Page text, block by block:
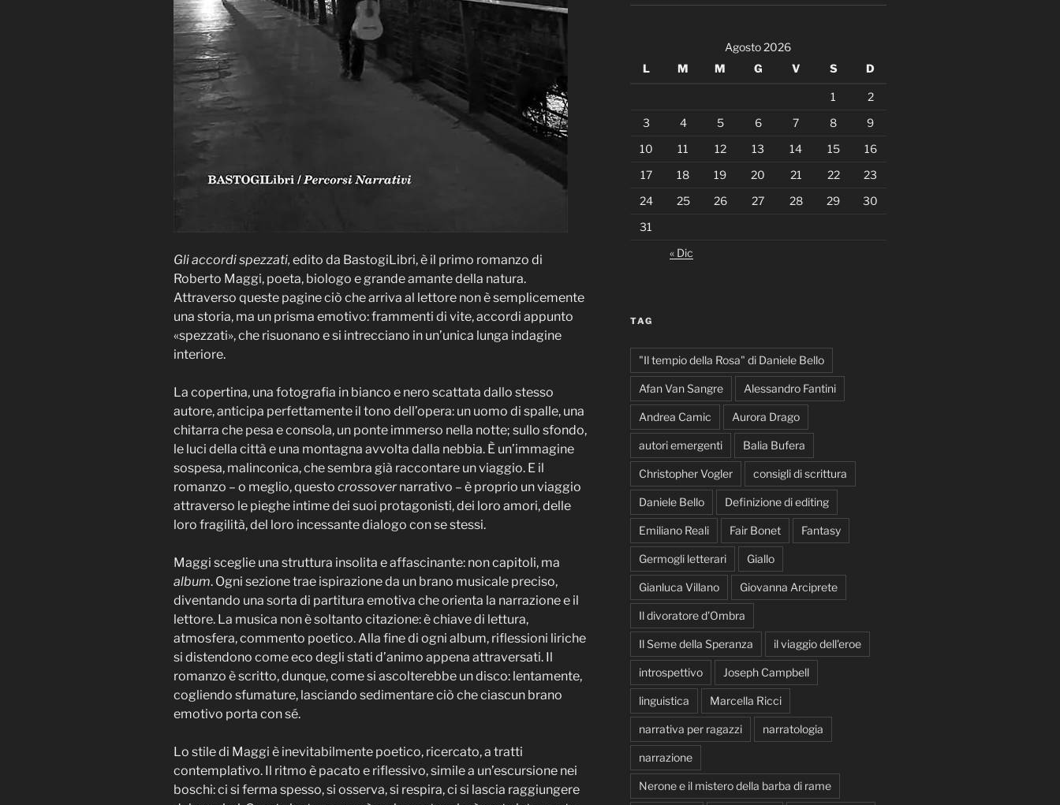
Gli accordi spezzati, edito da BastogiLibri, è il primo romanzo di
Roberto Maggi, poeta, biologo e grande amante della natura.
Attraverso queste pagine ciò che arriva al lettore non è semplicemente
una storia, ma un prisma emotivo: frammenti di vite, accordi appunto
«spezzati», che risuonano e si intrecciano in un’unica lunga indagine
interiore.
La copertina, una fotografia in bianco e nero scattata dallo stesso
autore, anticipa perfettamente il tono dell’opera: un uomo di spalle, una
chitarra che pesa e consola, un ponte immerso nella notte; sullo sfondo,
le luci della città e una montagna avvolta dalla nebbia. È un’immagine
sospesa, malinconica, che sembra già raccontare un viaggio. E il
romanzo – o meglio, questo crossovernarrativo – è proprio un viaggio
attraverso le pieghe intime dei suoi protagonisti, dei loro amori, delle
loro fragilità, del loro incessante dialogo con se stessi.
Maggi sceglie una struttura insolita e affascinante: non capitoli, ma
album. Ogni sezione trae ispirazione da un brano musicale preciso,
diventando una sorta di partitura emotiva che orienta la narrazione e il
lettore. La musica non è soltanto citazione: è chiave di lettura,
atmosfera, commento poetico. Alla fine di ogni album, riflessioni liriche
si distendono come eco degli stati d’animo appena attraversati. Il
romanzo è scritto, dunque, come si ascolterebbe un disco: lentamente,
cogliendo sfumature, lasciando sedimentare ciò che ciascun brano
emotivo porta con sé.
Lo stile di Maggi è inevitabilmente poetico, ricercato, a tratti
contemplativo. Il ritmo è pacato e riflessivo, simile a un’escursione nei
boschi: ci si ferma spesso, si osserva, si respira, ci si lascia raggiungere
Agosto 2026
L
M M G V S D
1
2
3
4 5 6 7 8
9
10
11 12 13 14 15
16
17
18 19 20 21 22
23
24
25 26 27 28 29
30
31
« Dic
TAG
"Il tempio della Rosa" di Daniele Bello
Afan Van Sangre Alessandro Fantini
Andrea Camic Aurora Drago
autori emergenti Balia Bufera
Christopher Vogler consigli di scrittura
Daniele Bello Definizione di editing
Emiliano Reali Fair Bonet Fantasy
Germogli letterari Giallo
Gianluca Villano Giovanna Arciprete
Il divoratore d'Ombra
Il Seme della Speranza il viaggio dell'eroe
introspettivo Joseph Campbell
linguistica Marcella Ricci
narrativa per ragazzi narratologia
narrazione
Nerone e il mistero della barba di rame